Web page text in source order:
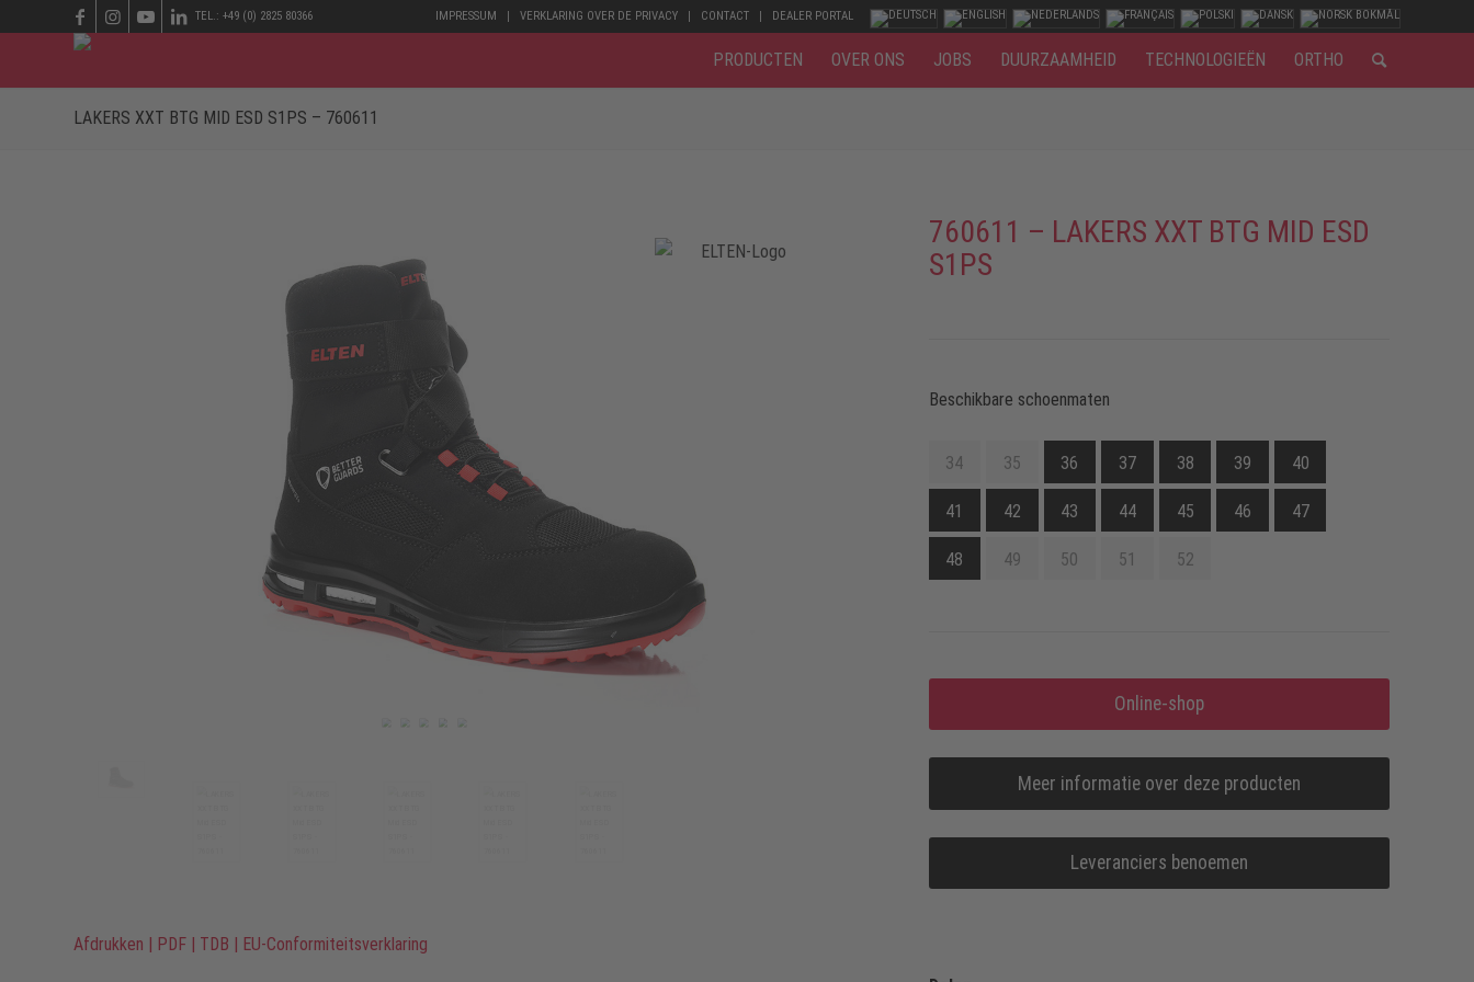
IMPRESSUM VERKLARING OVER DE PRIVACY CONTACT DEALER PORTAL
TEL.: +49 (0) 2825 80366
PRODUCTEN OVER ONS JOBS DUURZAAMHEID TECHNOLOGIEËN ORTHO
LAKERS XXT BTG MID ESD S1PS – 760611
Afdrukken | PDF | TDB | EU-Conformiteitsverklaring
760611 – LAKERS XXT BTG MID ESD
S1PS
Beschikbare schoenmaten
34 35 36 37 38 39 40
41 42 43 44 45 46 47
48 49 50 51 52
Online-shop
Meer informatie over deze producten
Leveranciers benoemen